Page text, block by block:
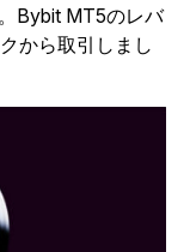
Bybit MT5のレバ
から取引しまし